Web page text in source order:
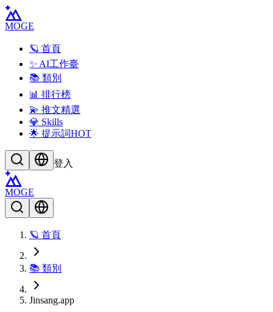
MOGE
🪐 首頁
✨ AI工作臺
📚 類別
📊 排行榜
💫 推文精選
💎 Skills
🌟 提示詞HOT
登入
MOGE
🪐 首頁
📚 類別
Jinsang.app